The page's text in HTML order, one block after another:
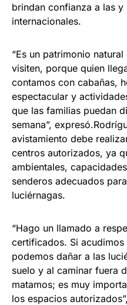
brindan confianza a las
internacionales.
“Es un patrimonio
visiten, porque quien
contamos con cabañas,
espectacular y
que las familias puedan
semana”,
avistamiento debe
centros autorizados, ya
ambientales,
senderos adecuados
luciérnagas.
“Hago un llamado a
certificados. Si
podemos dañar a las
suelo y al caminar fuera
matamos; es muy
los espacios